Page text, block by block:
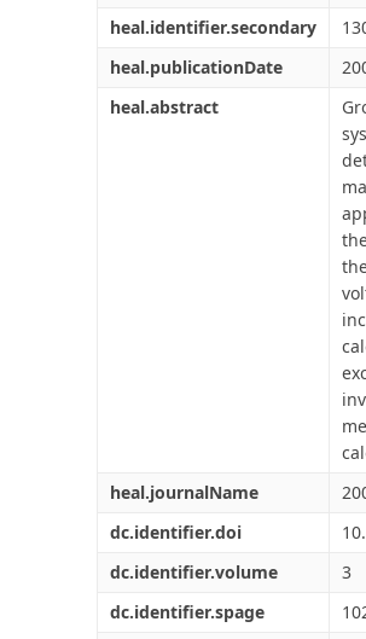
heal.identifier.secondary
heal.publicationDate
heal.abstract
heal.journalName
dc.identifier.doi
dc.identifier.volume
3
dc.identifier.spage